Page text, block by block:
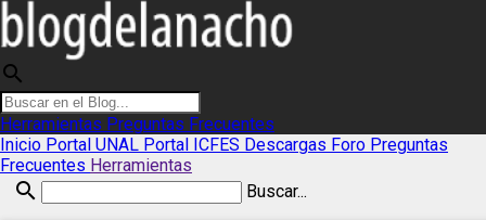
search
Herramientas Preguntas Frecuentes
Inicio Portal UNAL Portal ICFES Descargas Foro Preguntas
Frecuentes Herramientas
search Buscar...